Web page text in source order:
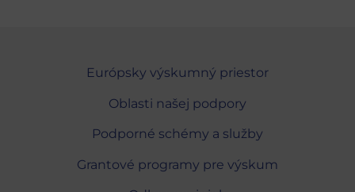
Európsky výskumný priestor
Oblasti našej podpory
Podporné schémy a služby
Grantové programy pre výskum